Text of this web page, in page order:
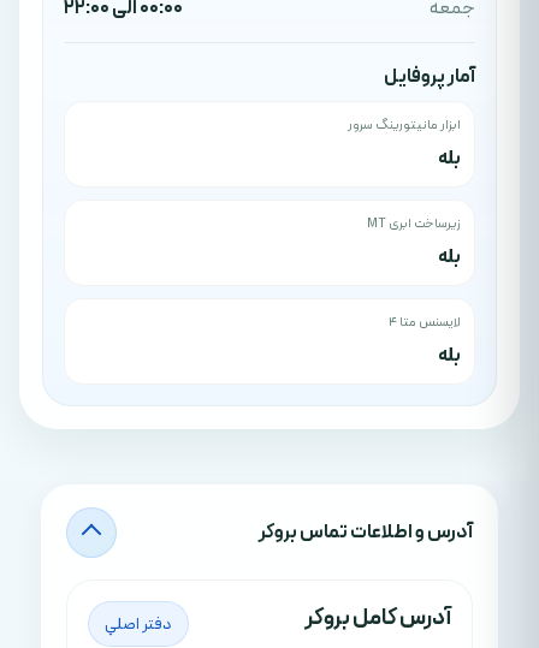
جمعه
00:00 الی 22:00
آمار پروفایل
ابزار مانیتورینگ سرور
بله
زیرساخت ابری MT
بله
لایسنس متا ۴
بله
آدرس‌ و اطلاعات تماس بروکر
آدرس کامل بروکر دفتر اصلي